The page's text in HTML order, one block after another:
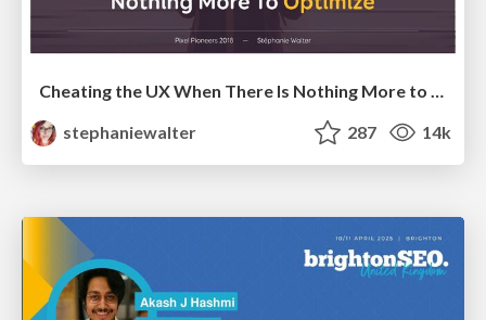
stephaniewalter
287 14k